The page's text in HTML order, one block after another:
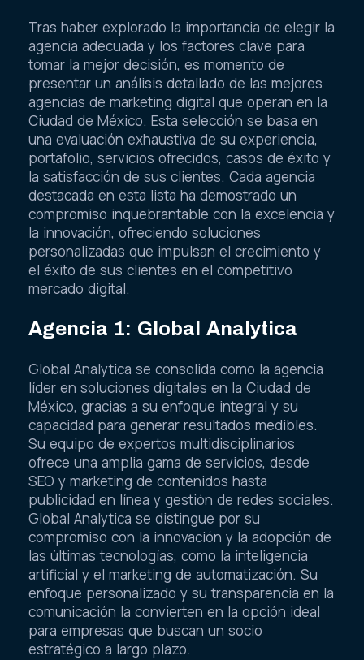
Tras haber explorado la importancia de elegir la
agencia adecuada y los factores clave para
tomar la mejor decisión, es momento de
presentar un análisis detallado de las mejores
agencias de marketing digital que operan en la
Ciudad de México. Esta selección se basa en
una evaluación exhaustiva de su experiencia,
portafolio, servicios ofrecidos, casos de éxito y
la satisfacción de sus clientes. Cada agencia
destacada en esta lista ha demostrado un
compromiso inquebrantable con la excelencia y
la innovación, ofreciendo soluciones
personalizadas que impulsan el crecimiento y
el éxito de sus clientes en el competitivo
mercado digital.
Agencia 1: Global Analytica
Global Analytica se consolida como la agencia
líder en soluciones digitales en la Ciudad de
México, gracias a su enfoque integral y su
capacidad para generar resultados medibles.
Su equipo de expertos multidisciplinarios
ofrece una amplia gama de servicios, desde
SEO y marketing de contenidos hasta
publicidad en línea y gestión de redes sociales.
Global Analytica se distingue por su
compromiso con la innovación y la adopción de
las últimas tecnologías, como la inteligencia
artificial y el marketing de automatización. Su
enfoque personalizado y su transparencia en la
comunicación la convierten en la opción ideal
para empresas que buscan un socio
estratégico a largo plazo.